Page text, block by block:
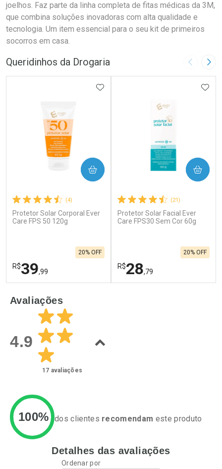
joelhos. Faz parte da linha completa de fitas médicas da 3M,
que combina soluções inovadoras com alta qualidade e
tecnologia. Um item essencial para o seu kit de primeiros
socorros em casa.
Queridinhos da Drogaria Imagem
(4)
Protetor Solar Corporal Ever
Care FPS 50 120g
R$39,99
20% OFF
ADICIONAR AOS FAVORITOS
COMPRAR
Laboratório
Ativar Desconto
Por Menos
Comprar sem Desconto
(21)
Protetor Solar Facial Ever
Care FPS30 Sem Cor 60g
R$28,79
20% OFF
COMPRAR
Ativar Desconto
Avaliações
4.9
17 avaliações
100% dos clientes recomendam este produto
Detalhes das avaliações
Ordenar por